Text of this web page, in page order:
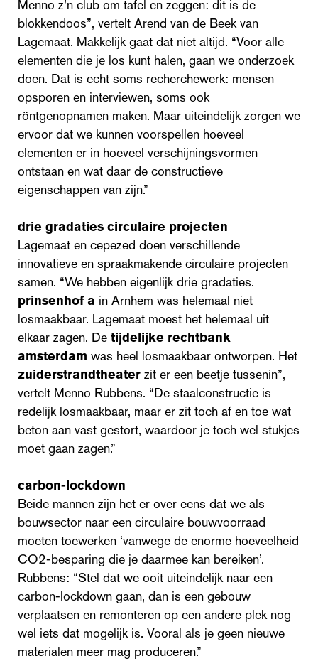
Menno z’n club om tafel en zeggen: dit is de
blokkendoos”, vertelt Arend van de Beek van
Lagemaat. Makkelijk gaat dat niet altijd. “Voor alle
elementen die je los kunt halen, gaan we onderzoek
doen. Dat is echt soms recherchewerk: mensen
opsporen en interviewen, soms ook
röntgenopnamen maken. Maar uiteindelijk zorgen we
ervoor dat we kunnen voorspellen hoeveel
elementen er in hoeveel verschijningsvormen
ontstaan en wat daar de constructieve
eigenschappen van zijn.”
drie gradaties circulaire projecten
Lagemaat en cepezed doen verschillende
innovatieve en spraakmakende circulaire projecten
samen. “We hebben eigenlijk drie gradaties.
prinsenhof a in Arnhem was helemaal niet
losmaakbaar. Lagemaat moest het helemaal uit
elkaar zagen. De tijdelijke rechtbank
amsterdam was heel losmaakbaar ontworpen. Het
zuiderstrandtheater zit er een beetje tussenin”,
vertelt Menno Rubbens. “De staalconstructie is
redelijk losmaakbaar, maar er zit toch af en toe wat
beton aan vast gestort, waardoor je toch wel stukjes
moet gaan zagen.”
carbon-lockdown
Beide mannen zijn het er over eens dat we als
bouwsector naar een circulaire bouwvoorraad
moeten toewerken ‘vanwege de enorme hoeveelheid
CO2-besparing die je daarmee kan bereiken’.
Rubbens: “Stel dat we ooit uiteindelijk naar een
carbon-lockdown gaan, dan is een gebouw
verplaatsen en remonteren op een andere plek nog
wel iets dat mogelijk is. Vooral als je geen nieuwe
materialen meer mag produceren.”